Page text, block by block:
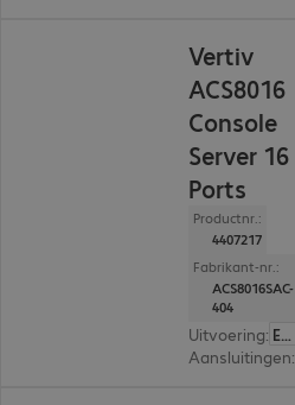
Vertiv
ACS8016
Console
Server 16
Ports
Productnr.:
4407217
Fabrikant-nr.:
ACS8016SAC-
404
Uitvoering: Europa
Aansluitingen: